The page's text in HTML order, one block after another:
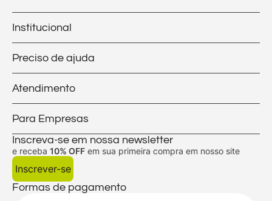
Institucional
Preciso de ajuda
Atendimento
Para Empresas
Inscreva-se em nossa newsletter
e receba 10% OFF em sua primeira compra em nosso site
Inscrever-se
Formas de pagamento